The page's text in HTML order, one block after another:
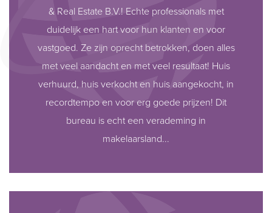
& Real Estate B.V.! Echte professionals met
duidelijk een hart voor hun klanten en voor
vastgoed. Ze zijn oprecht betrokken, doen alles
met veel aandacht en met veel resultaat! Huis
verhuurd, huis verkocht en huis aangekocht, in
recordtempo en voor erg goede prijzen! Dit
bureau is echt een verademing in
makelaarsland...